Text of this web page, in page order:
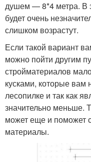
душем — 8*4 метра. В
будет очень
слишком возрастут.
Если такой вариант
можно пойти другим
стройматериалов
кусками, которые
лесопилке и так как
значительно меньше.
может еще и поможет
материалы.